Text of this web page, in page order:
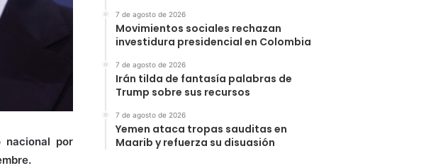
nacional por
7 de agosto de 2026
Movimientos sociales rechazan
investidura presidencial en Colombia
7 de agosto de 2026
Irán tilda de fantasía palabras de
Trump sobre sus recursos
7 de agosto de 2026
Yemen ataca tropas sauditas en
Maarib y refuerza su disuasión